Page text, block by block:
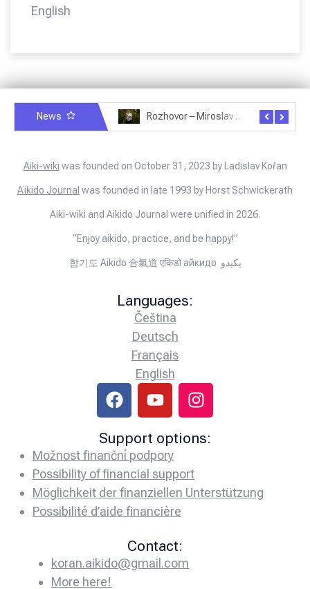
English
News Rozhovor – Miroslav Šmíd – 22.3.2025
Aiki-wiki was founded on October 31, 2023 by Ladislav Kořan
Aïkido Journal was founded in late 1993 by Horst Schwickerath
Aiki-wiki and Aikido Journal were unified in 2026.
“Enjoy aikido, practice, and be happy!”
합기도 Aikido 合氣道 एकिडो айкидо يكيدو
Languages:
Čeština
Deutsch
Français
English
Support options:
Možnost finanční podpory
Possibility of financial support
Möglichkeit der finanziellen Unterstützung
Possibilité d’aide financière
Contact:
koran.aikido@gmail.com
More here!